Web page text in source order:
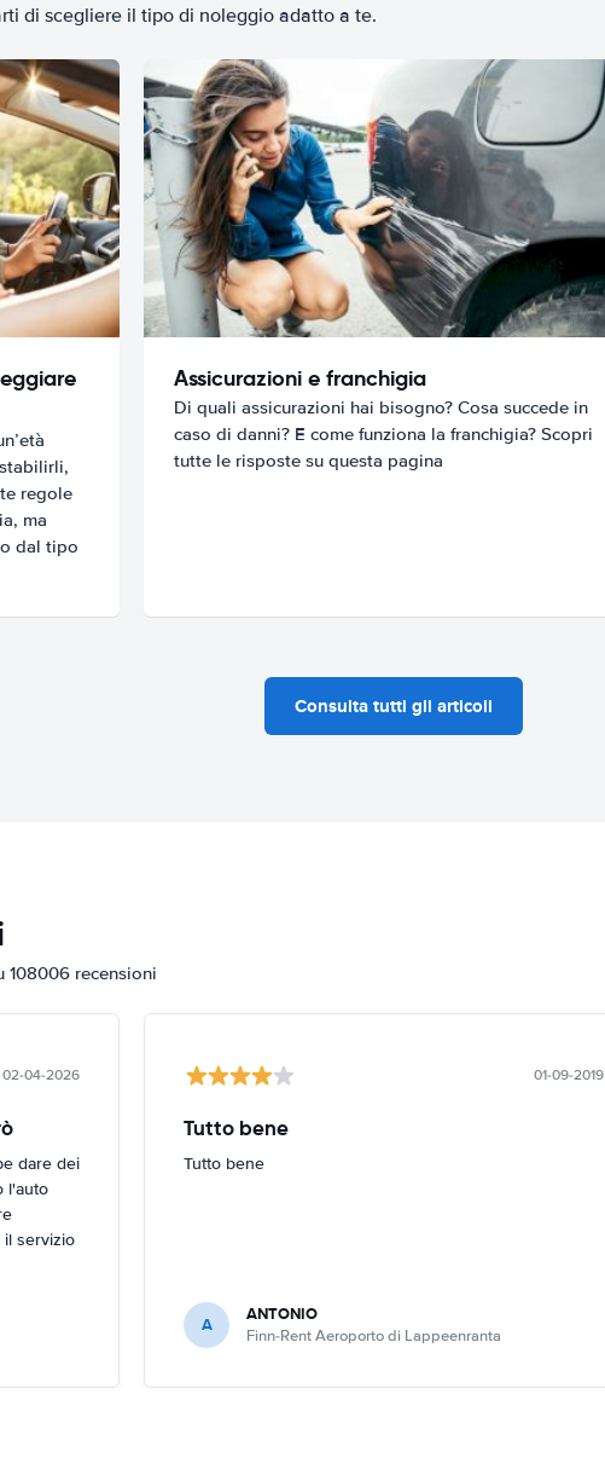
di scegliere il tipo di noleggio adatto a te.
regole
ma
dal tipo
Assicurazioni e franchigia
Di quali assicurazioni hai bisogno? Cosa succede in
caso di danni? E come funziona la franchigia? Scopri
tutte le risposte su questa pagina
Consulta tutti gli articoli
108006 recensioni
02-04-2026
dare dei
l'auto
il servizio
01-09-2019
Tutto bene
Tutto bene
A ANTONIO
Finn-Rent Aeroporto di Lappeenranta